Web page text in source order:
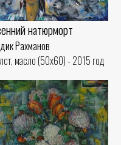
натюрморт
Рахманов
масло (50x60) - 2015 год